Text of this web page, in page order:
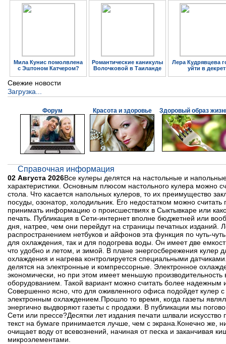
Мила Кунис помолвлена
с Эштоном Катчером?
Романтические каникулы
Волочковой в Таиланде
Лера Кудрявцева
уйти в декрет
Свежие новости
Загрузка...
Форум Красота и здоровье Здоровый образ
Справочная информация
02 Августа 2026Все кулеры делятся на настольные и
характеристики. Основным плюсом настольного кулера можно
стола. Что касается напольных кулеров, то их преимущество
посуды, озонатор, холодильник. Его недостатком можно
принимать информацию о происшествиях в Сыктывкаре или
печать. Публикация в Сети-интернет вполне бюджетней или
дня, натрее, чем они перейдут на страницы печатных изданий.
распространением нетбуков и айфонов эта функция по чуть-
для охлаждения, так и для подогрева воды. Он имеет две
что удобно и летом, и зимой. В плане энергосбережения кулер
охлаждения и нагрева контролируется специальными
делятся на электронные и компрессорные. Электронное
экономически, но при этом имеет меньшую
оборудованием. Такой вариант можно считать более надежным
Совершенно ясно, что для оживленного офиса подойдет
электронным охлаждением.Прошло то время, когда газеты
энергично выдворяют газеты с продажи. В публикации мы
Сети или прессе?Десятки лет издания печати шлвали
текст на бумаге принимается лучше, чем с экрана.Конечно
очищает воду от всевознений, начиная от песка и заканчивая
микроэлементами.